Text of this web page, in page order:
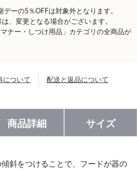
ーの5％OFFは対象外となります。
、変更となる場合がございます。
ナー・しつけ用品」カテゴリの全商品が
について 配送と返品について
商品詳細 サイズ
傾斜をつけることで、フードが器の